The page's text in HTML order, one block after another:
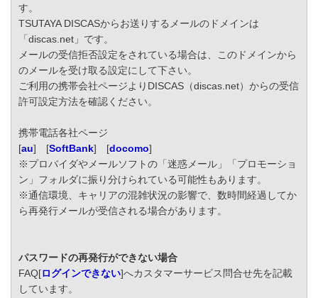
す。
TSUTAYA DISCASからお送りするメールのドメインは
「discas.net」です。
メールの受信拒否設定をされている場合は、このドメインから
のメールを受け取る設定にして下さい。
ご利用の携帯会社ページよりDISCAS（discas.net）からの受信
許可設定方法を確認ください。
携帯電話各社ページ
[au] [SoftBank] [docomo]
※プロバイダやメールソフトの「迷惑メール」「プロモーショ
ン」フォルダに振り分けられている可能性もあります。
※通信環境、キャリアの混雑状況の影響で、数時間経過してか
ら再発行メールが受信される場合があります。
パスワードの再発行ができない場合
FAQ[ログインできない]へカスタマーサービス問合せ先を記載
しています。